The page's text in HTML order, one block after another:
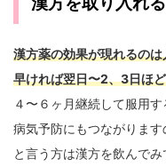
漢方薬の効果が現れるの
早ければ翌日〜2、3日ほ
４〜６ヶ月継続して服用
病気予防にもつながりま
と言う方は漢方を飲んで